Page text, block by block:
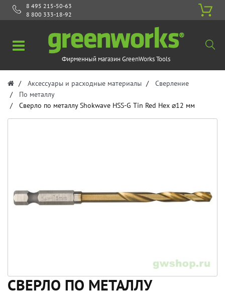
8 495 215-50-63
8 800 333-18-92
Фирменный магазин GreenWorks Tools
Аксессуары и расходные материалы
Сверление
По металлу
Сверло по металлу Shokwave HSS-G Tin Red Hex ⌀12 мм
СВЕРЛО ПО МЕТАЛЛУ